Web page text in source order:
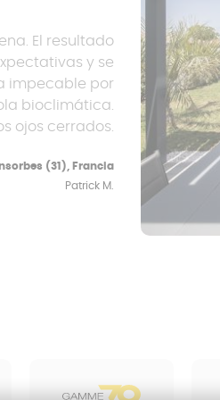
El resultado
y se
impecable por
bioclimática.
ojos cerrados.
(31), Francia
Patrick M.